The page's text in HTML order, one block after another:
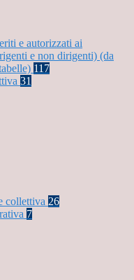
e autorizzati ai
e non dirigenti) (da
117
31
collettiva 26
7